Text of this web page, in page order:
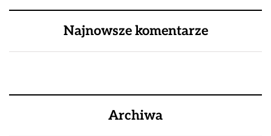
Najnowsze komentarze
Archiwa